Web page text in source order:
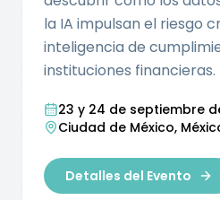
la IA impulsan el riesgo
inteligencia de
instituciones financieras.
23 y 24 de septiembre
Ciudad de México,
Detalles del Evento